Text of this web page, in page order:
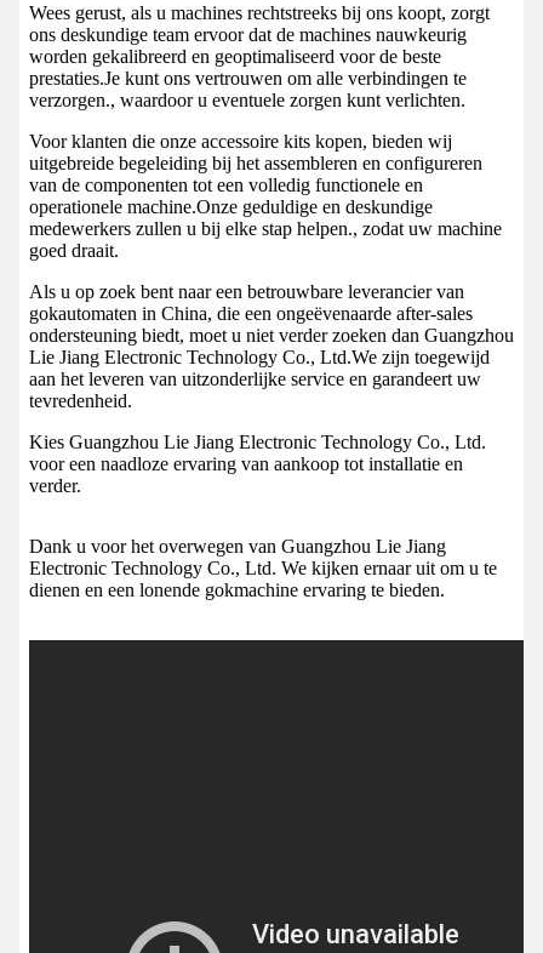
Wees gerust, als u machines rechtstreeks bij ons koopt, zorgt
ons deskundige team ervoor dat de machines nauwkeurig
worden gekalibreerd en geoptimaliseerd voor de beste
prestaties.Je kunt ons vertrouwen om alle verbindingen te
verzorgen., waardoor u eventuele zorgen kunt verlichten.
Voor klanten die onze accessoire kits kopen, bieden wij
uitgebreide begeleiding bij het assembleren en configureren
van de componenten tot een volledig functionele en
operationele machine.Onze geduldige en deskundige
medewerkers zullen u bij elke stap helpen., zodat uw machine
goed draait.
Als u op zoek bent naar een betrouwbare leverancier van
gokautomaten in China, die een ongeëvenaarde after-sales
ondersteuning biedt, moet u niet verder zoeken dan Guangzhou
Lie Jiang Electronic Technology Co., Ltd.We zijn toegewijd
aan het leveren van uitzonderlijke service en garandeert uw
tevredenheid.
Kies Guangzhou Lie Jiang Electronic Technology Co., Ltd.
voor een naadloze ervaring van aankoop tot installatie en
verder.
Dank u voor het overwegen van Guangzhou Lie Jiang
Electronic Technology Co., Ltd. We kijken ernaar uit om u te
dienen en een lonende gokmachine ervaring te bieden.